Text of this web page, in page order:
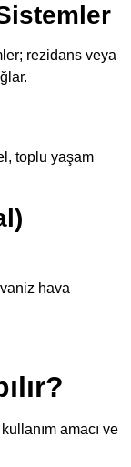
rezidans veya
toplu yaşam
hava
amacı ve